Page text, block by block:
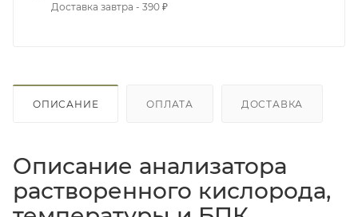
Доставка завтра - 390 ₽
ОПИСАНИЕ ОПЛАТА ДОСТАВКА
Описание анализатора
растворенного кислорода,